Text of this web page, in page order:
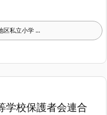
区私立小学 ...
学校保護者会連合